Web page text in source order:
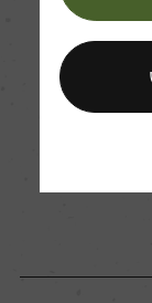
醗酵：ステン
ョン、主醗
熟成：オー
2500